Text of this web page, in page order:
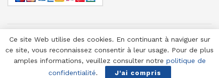
© 1958-2025 Jeune Nation
Ce site Web utilise des cookies. En continuant à naviguer sur
ce site, vous reconnaissez consentir à leur usage. Pour de plus
amples informations, veuillez consulter notre politique de
confidentialité. J'ai compris